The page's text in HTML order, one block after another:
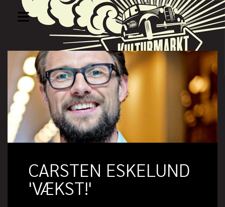
CARSTEN ESKELUND
'VÆKST!'